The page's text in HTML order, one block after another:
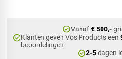
check_circleVanaf€ 500,-
check_circleKlanten geven Vos Products een
beoordelingen
check_circle2-5dagen